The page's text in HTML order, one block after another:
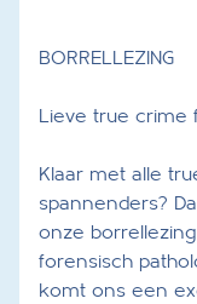
BORRELLEZING
Lieve true crime
Klaar met alle
spannenders?
onze
forensisch
komt ons een